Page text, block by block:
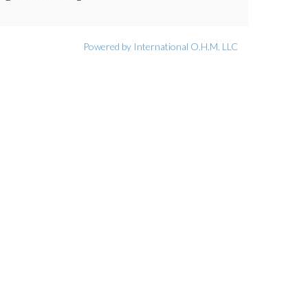
Powered by International O.H.M. LLC